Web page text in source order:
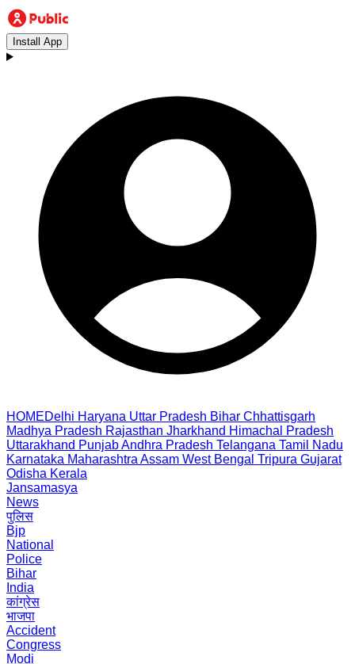
Install App
HOMEDelhi Haryana Uttar Pradesh Bihar Chhattisgarh
Madhya Pradesh Rajasthan Jharkhand Himachal Pradesh
Uttarakhand PunjabAndhra Pradesh Telangana Tamil Nadu
Karnataka Maharashtra Assam West Bengal Tripura Gujarat
Odisha Kerala
Jansamasya
News
पुलिस
Bjp
National
Police
Bihar
India
कांग्रेस
भाजपा
Accident
Congress
Modi